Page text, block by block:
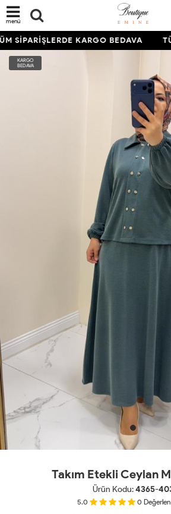
menü
SİPARİŞLERDE KARGO BEDAVA
KARGO
BEDAVA
Takım Etekli Ceylan
Ürün Kodu:4365-
5.0 0